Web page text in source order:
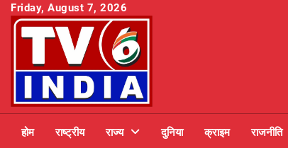
Skip
Friday, August 7, 2026
होम राष्ट्रीय राज्य दुनिया क्राइम राजनीति